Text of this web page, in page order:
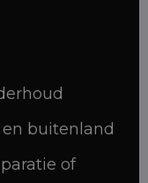
buitenland
of